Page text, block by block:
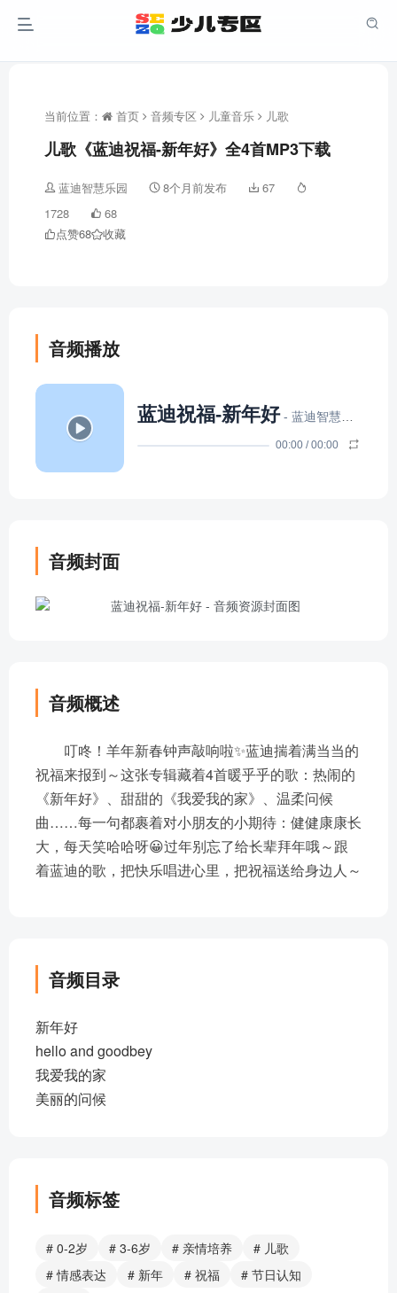
当前位置： 首页 音频专区 儿童音乐 儿歌
儿歌《蓝迪祝福-新年好》全4首MP3下载
蓝迪智慧乐园 8个月前发布
67
1728
68
点赞68 收藏
音频播放
蓝迪祝福-新年好 - 蓝迪智慧乐园
00:00 /00:00
音频封面
音频概述
叮咚！羊年新春钟声敲响啦✨蓝迪揣着满当当的
祝福来报到～这张专辑藏着4首暖乎乎的歌：热闹的
《新年好》、甜甜的《我爱我的家》、温柔问候
曲……每一句都裹着对小朋友的小期待：健健康康长
大，每天笑哈哈呀😀过年别忘了给长辈拜年哦～跟
着蓝迪的歌，把快乐唱进心里，把祝福送给身边人～
音频目录
新年好
hello and goodbey
我爱我的家
美丽的问候
音频标签
# 0-2岁 # 3-6岁 # 亲情培养
# 儿歌
# 情感表达
# 新年 # 祝福
# 节日认知